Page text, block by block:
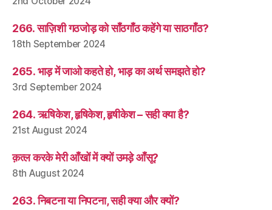
266. साज़िशी गठजोड़ को साँठगाँठ कहेंगे या साठगाँठ?
18th September 2024
265. भाड़ में जाओ कहते हो, भाड़ का अर्थ समझते हो?
3rd September 2024
264. ऋषिकेश, हृषिकेश, हृषीकेश – सही क्या है?
21st August 2024
क़त्ल करके मेरी आँखों में क्यों उमड़े आँसू?
8th August 2024
263. निबटना या निपटना, सही क्या और क्यों?